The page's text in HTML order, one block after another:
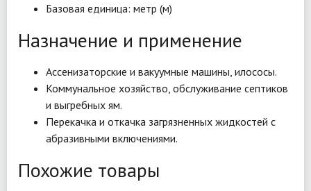
Базовая единица: метр (м)
Назначение и применение
Ассенизаторские и вакуумные машины, илососы.
Коммунальное хозяйство, обслуживание септиков
и выгребных ям.
Перекачка и откачка загрязненных жидкостей с
абразивными включениями.
Похожие товары